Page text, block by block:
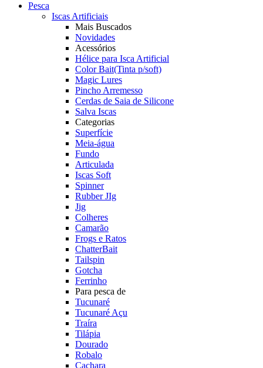
Pesca
Iscas Artificiais
Mais Buscados
Novidades
Acessórios
Hélice para Isca Artificial
Color Bait(Tinta p/soft)
Magic Lures
Pincho Arremesso
Cerdas de Saia de Silicone
Salva Iscas
Categorias
Superfície
Meia-água
Fundo
Articulada
Iscas Soft
Spinner
Rubber JIg
Jig
Colheres
Camarão
Frogs e Ratos
ChatterBait
Tailspin
Gotcha
Ferrinho
Para pesca de
Tucunaré
Tucunaré Açu
Traíra
Tilápia
Dourado
Robalo
Cachara